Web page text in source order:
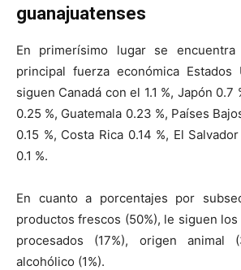
guanajuatenses
En primerísimo lugar se
principal fuerza económica Estados
siguen Canadá con el 1.1 %, Japón 0.7
0.25 %, Guatemala 0.23 %, Países
0.15 %, Costa Rica 0.14 %, El
0.1 %.
En cuanto a porcentajes por
productos frescos (50%), le siguen los
procesados (17%), origen animal
alcohólico (1%).